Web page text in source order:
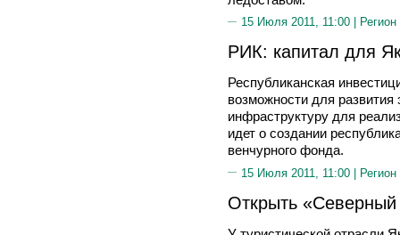
15 Июля 2011, 11:00 |
РИК: капитал для
Республиканская
возможности для
инфраструктуру для
идет о создании
венчурного фонда.
15 Июля 2011, 11:00 | Регион
Открыть